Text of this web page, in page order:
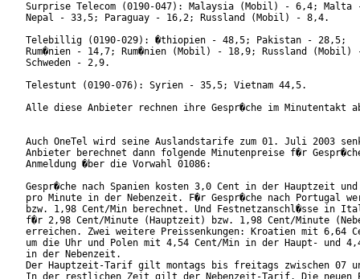
Surprise Telecom (0190-047): Malaysia (Mobil) - 6,4;
Nepal - 33,5; Paraguay - 16,2; Russland (Mobil) - 8,4.
Telebillig (0190-029): �thiopien - 48,5; Pakistan - 28,5;
Rum�nien - 14,7; Rum�nien (Mobil) - 18,9; Russland
Schweden - 2,9.
Telestunt (0190-076): Syrien - 35,5; Vietnam 44,5.
Alle diese Anbieter rechnen ihre Gespr�che im Minutentakt
Auch OneTel wird seine Auslandstarife zum 01. Juli 2003
Anbieter berechnet dann folgende Minutenpreise f�r
Anmeldung �ber die Vorwahl 01086:
Gespr�che nach Spanien kosten 3,0 Cent in der Hauptzeit
pro Minute in der Nebenzeit. F�r Gespr�che nach Portugal
bzw. 1,98 Cent/Min berechnet. Und Festnetzanschl�sse in
f�r 2,98 Cent/Minute (Hauptzeit) bzw. 1,98 Cent/Minute
erreichen. Zwei weitere Preissenkungen: Kroatien mit 6,64
um die Uhr und Polen mit 4,54 Cent/Min in der Haupt- und
in der Nebenzeit.
Der Hauptzeit-Tarif gilt montags bis freitags zwischen 07
In der restlichen Zeit gilt der Nebenzeit-Tarif. Die neuen